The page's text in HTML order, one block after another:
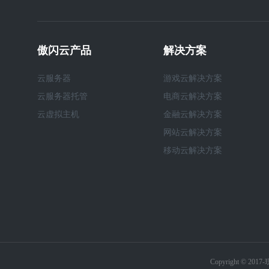
傲闪云产品
云服务器
云服务器托管
云虚拟主机
解决方案
游戏云解决方案
电商云解决方案
金融云解决方案
网站云解决方案
移动云解决方案
Copyright ©